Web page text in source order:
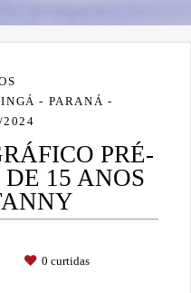
- PARANÁ
PRÉ-
15 ANOS
0 curtidas